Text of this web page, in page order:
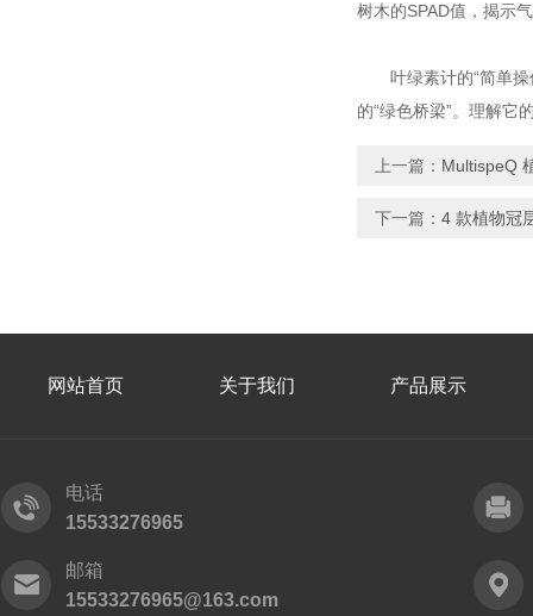
树木的SPAD值，揭示
叶绿素计的“简单操
的“绿色桥梁”。理解它
上一篇： MultispeQ
下一篇： 4 款植物冠
网站首页 关于我们 产品展示
电话
15533276965
邮箱
15533276965@163.com